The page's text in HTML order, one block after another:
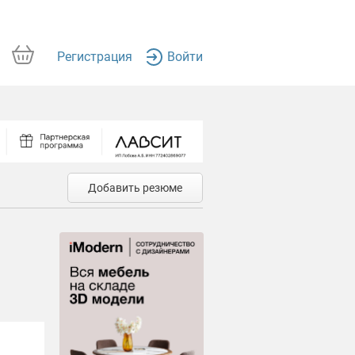
Регистрация Войти
Добавить резюме